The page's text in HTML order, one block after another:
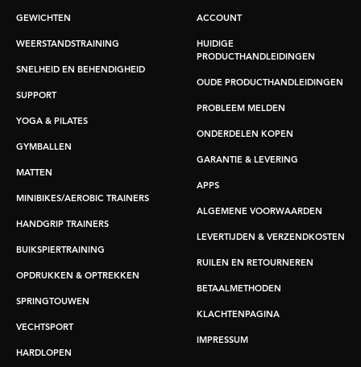
GEWICHTEN
WEERSTANDSTRAINING
SNELHEID EN BEHENDIGHEID
SUPPORT
YOGA & PILATES
GYMBALLEN
MATTEN
MINIBIKES/AEROBIC TRAINERS
HANDGRIP TRAINERS
BUIKSPIERTRAINING
OPDRUKKEN & OPTREKKEN
SPRINGTOUWEN
VECHTSPORT
HARDLOPEN
ACCOUNT
HUIDIGE
PRODUCTHANDLEIDINGEN
OUDE PRODUCTHANDLEIDINGEN
PROBLEEM MELDEN
ONDERDELEN KOPEN
GARANTIE & LEVERING
APPS
ALGEMENE VOORWAARDEN
LEVERTIJDEN & VERZENDKOSTEN
RUILEN EN RETOURNEREN
BETAALMETHODEN
KLACHTENPAGINA
IMPRESSUM